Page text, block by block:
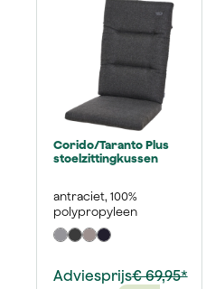
Corido/Taranto Plus
stoelzittingkussen
antraciet, 100%
polypropyleen
Adviesprijs€ 69,95*